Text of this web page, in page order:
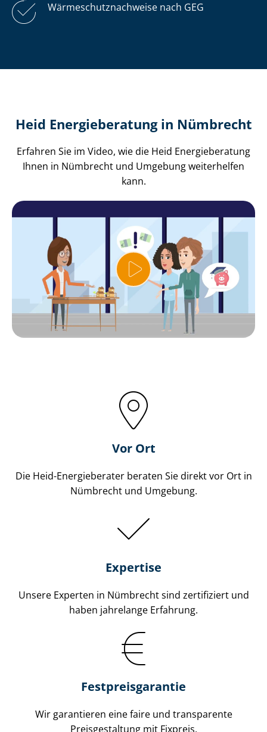
Wär­me­schutz­nach­wei­se nach GEG
Heid Energieberatung in Nümbrecht
Erfahren Sie im Video, wie die Heid Energieberatung
Ihnen in Nümbrecht und Umgebung weiterhelfen
kann.
Vor Ort
Die Heid-Energieberater beraten Sie direkt vor Ort in
Nümbrecht und Umgebung.
Expertise
Unsere Experten in Nümbrecht sind zertifiziert und
haben jahrelange Erfahrung.
Fest­preis­ga­ran­tie
Wir garantieren eine faire und transparente
Preisgestaltung mit Fixpreis.